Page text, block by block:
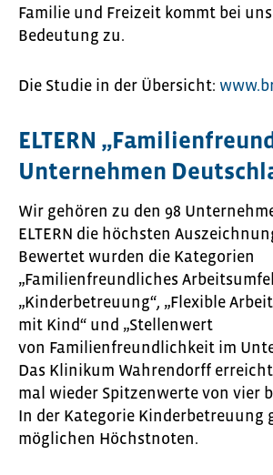
Familie und Freizeit kommt bei
Bedeutung zu.
Die Studie in der Übersicht:
ELTERN
Unternehmen
Wir gehören zu den 98
ELTERN die höchsten
Bewertet wurden die Kategorien
„Familienfreundliches
„Kinderbetreuung“, „Flexible
mit Kind“ und „Stellenwert
von Familienfreundlichkeit im
Das Klinikum Wahrendorff
mal wieder Spitzenwerte von vier
In der Kategorie Kinderbetreuung
möglichen Höchstnoten.